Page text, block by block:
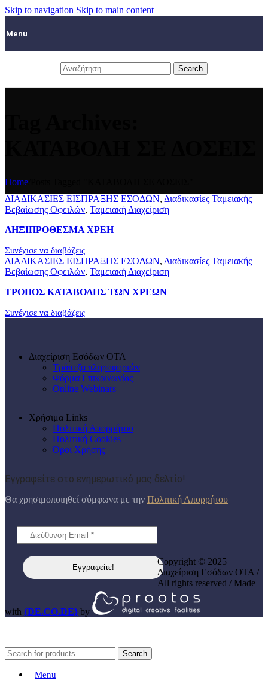
Skip to navigation Skip to main content
Menu
Search
Home
ΔΙΑΔΙΚΑΣΙΕΣ ΕΙΣΠΡΑΞΗΣ ΕΣΟΔΩΝ, Διαδικασίες Ταμειακής
Βεβαίωσης Οφειλών, Ταμειακή Διαχείριση
ΛΗΞΙΠΡΟΘΕΣΜΑ ΧΡΕΗ
Συνέχισε να διαβάζεις
ΔΙΑΔΙΚΑΣΙΕΣ ΕΙΣΠΡΑΞΗΣ ΕΣΟΔΩΝ, Διαδικασίες Ταμειακής
Βεβαίωσης Οφειλών, Ταμειακή Διαχείριση
ΤΡΟΠΟΣ ΚΑΤΑΒΟΛΗΣ ΤΩΝ ΧΡΕΩΝ
Συνέχισε να διαβάζεις
Διαχείριση Εσόδων ΟΤΑ
Τράπεζα πληροφοριών
Φόρμα Επικοινωνίας
Online Webinars
Χρήσιμα Links
Πολιτική Απορρήτου
Πολιτική Cookies
Όροι Χρήσης
Εγγραφείτε στο ενημερωτικό μας δελτίο!
Θα χρησιμοποιηθεί σύμφωνα με την Πολιτική Απορρήτου
Copyright © 2025
Διαχείριση Εσόδων ΟΤΑ /
All rights reserved / Made
with {DE.CO.DE} by
Search
Menu